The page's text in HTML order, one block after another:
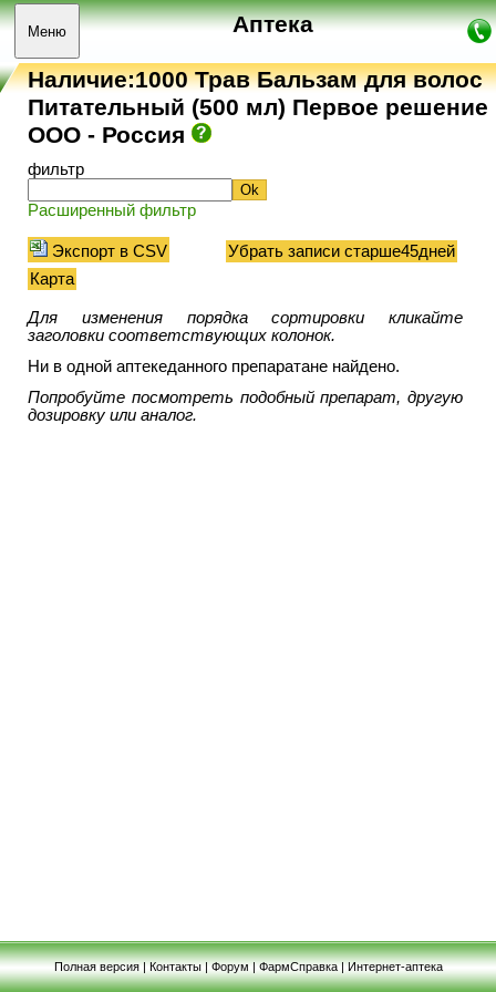
Меню Аптека
Наличие:1000 Трав Бальзам для волос
Питательный (500 мл) Первое решение
ООО - Россия
фильтр
Расширенный фильтр
Экспорт в CSV
Убрать записи старше45дней
Карта
Для изменения порядка сортировки кликайте
заголовки соответствующих колонок.
Ни в одной аптекеданного препаратане найдено.
Попробуйте посмотреть подобный препарат, другую
дозировку или аналог.
Полная версия|Контакты|Форум|ФармСправка|Интернет-аптека